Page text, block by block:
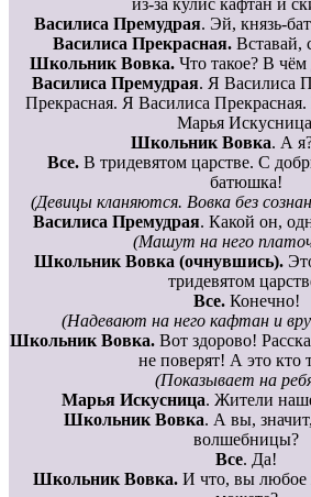
Василиса Премудрая. Эй, князь-
Василиса Прекрасная.Вставай,
Школьник Вовка.Что такое? В чём
Василиса Премудрая. Я Василиса
Прекрасная. Я Василиса
Марья
Школьник Вовка. А
Все.В тридевятом царстве. С
батюшка!
(Девицы кланяются. Вовка без
Василиса Премудрая. Какой он,
(Машут на него
Школьник Вовка (очнувшись).
тридевятом
Все.Конечно!
(Надевают на него кафтан и
Школьник Вовка. Вот здорово!
не поверят! А это кто
(Показывает на
Марья Искусница. Жители
Школьник Вовка. А вы,
волшебницы?
Все. Да!
Школьник Вовка. И что, вы любое